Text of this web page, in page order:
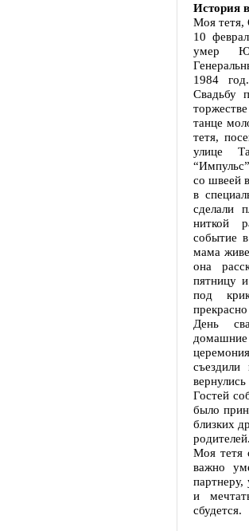
История
Моя тетя,
10
умер
1984
Свадьбу
танце
тетя,
улице
со швеей
в
сделали
ниткой
событие
мама
она
пятницу
под
День
Гостей
было
близких
родителей.
Моя тетя
важно
и
сбудется.